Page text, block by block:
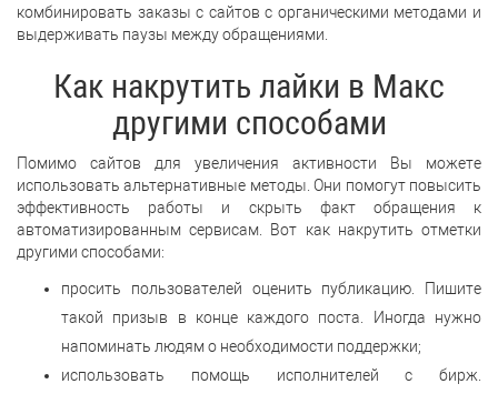
комбинировать заказы с сайтов с органическими методами и
выдерживать паузы между обращениями.
Как накрутить лайки в Макс
другими способами
Помимо сайтов для увеличения активности Вы можете
использовать альтернативные методы. Они помогут повысить
эффективность работы и скрыть факт обращения к
автоматизированным сервисам. Вот как накрутить отметки
другими способами:
просить пользователей оценить публикацию. Пишите
такой призыв в конце каждого поста. Иногда нужно
напоминать людям о необходимости поддержки;
использовать помощь исполнителей с бирж.